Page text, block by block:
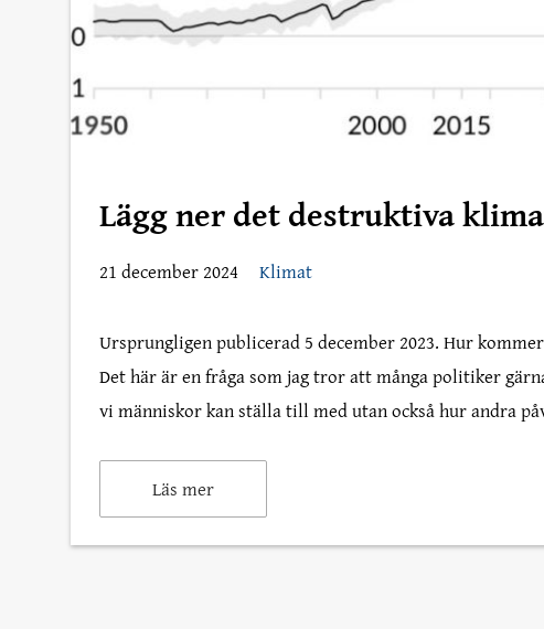
Lägg ner det destruktiva
21 december 2024 Klimat
Ursprungligen publicerad 5 december 2023. Hur
Det här är en fråga som jag tror att många politiker
vi människor kan ställa till med utan också hur andra
Läs mer